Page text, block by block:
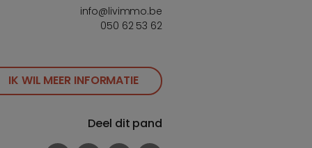
info@livimmo.be
050 62 53 62
IK WIL MEER INFORMATIE
Deel dit pand